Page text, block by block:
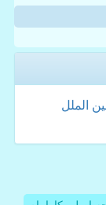
الملل